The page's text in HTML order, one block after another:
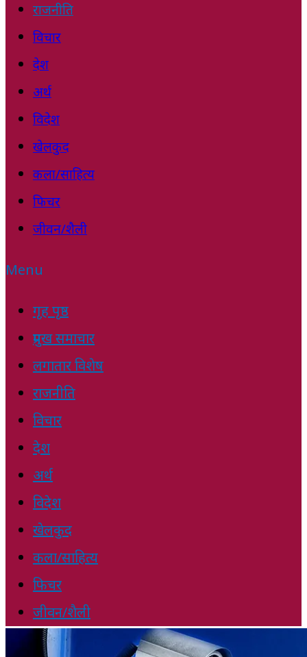
राजनीति
विचार
देश
अर्थ
विदेश
खेलकुद
कला/साहित्य
फिचर
जीवन/शैली
Menu
गृह पृष्ठ
प्रमुख समाचार
लगातार विशेष
राजनीति
विचार
देश
अर्थ
विदेश
खेलकुद
कला/साहित्य
फिचर
जीवन/शैली